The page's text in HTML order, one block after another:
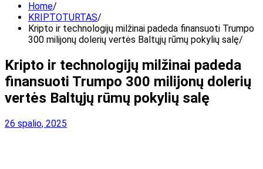
Home
KRIPTOTURTAS
Kripto ir technologijų milžinai padeda finansuoti Trumpo
300 milijonų dolerių vertės Baltųjų rūmų pokylių salę
Kripto ir technologijų milžinai padeda
finansuoti Trumpo 300 milijonų dolerių
vertės Baltųjų rūmų pokylių salę
26 spalio, 2025